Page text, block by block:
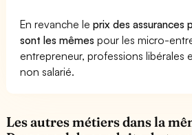
En revanche leprix des assurances
sont les mêmes pour les micro-
entrepreneur, professions libérales
non salarié.
Les autres métiers dans la